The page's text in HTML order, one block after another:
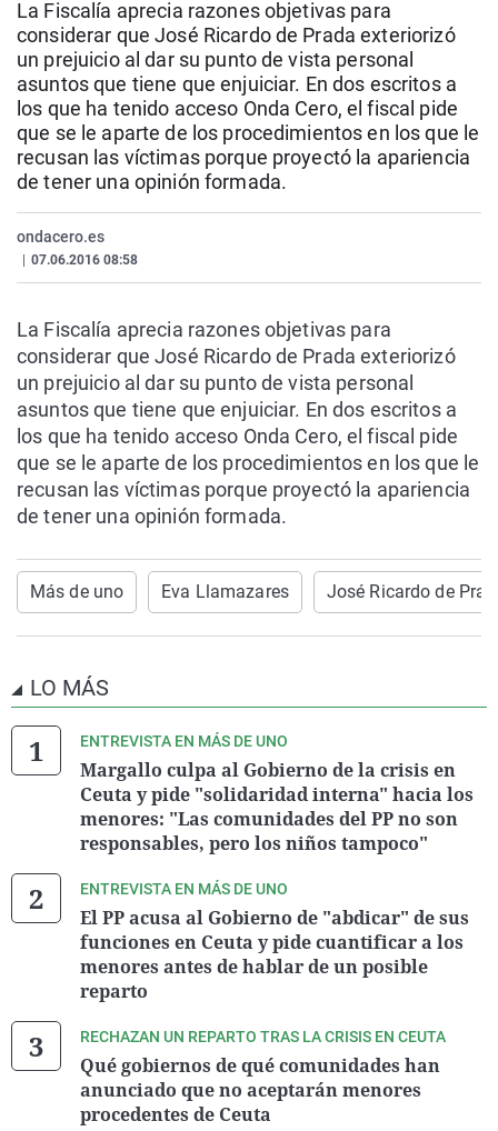
La rosa de los vientos
Gente viajera
Como el perro y el
Caso
Retornados
Equipo de
Operación Viuda
Extremadura
Galicia
La Rioja
Navarra
País Vasco
Virales
Televisión
Elecciones
La Fiscalía aprecia razones objetivas para
considerar que José Ricardo de Prada exteriorizó
un prejuicio al dar su punto de vista personal
asuntos que tiene que enjuiciar. En dos escritos a
los que ha tenido acceso Onda Cero, el fiscal pide
que se le aparte de los procedimientos en los que le
recusan las víctimas porque proyectó la apariencia
de tener una opinión formada.
ondacero.es
07.06.2016 08:58
La Fiscalía aprecia razones objetivas para
considerar que José Ricardo de Prada exteriorizó
un prejuicio al dar su punto de vista personal
asuntos que tiene que enjuiciar. En dos escritos a
los que ha tenido acceso Onda Cero, el fiscal pide
que se le aparte de los procedimientos en los que le
recusan las víctimas porque proyectó la apariencia
de tener una opinión formada.
Más de uno Eva Llamazares José Ricardo de
LO MÁS
ENTREVISTA EN MÁS DE UNO
Margallo culpa al Gobierno de la crisis en
Ceuta y pide "solidaridad interna" hacia los
menores: "Las comunidades del PP no son
responsables, pero los niños tampoco"
ENTREVISTA EN MÁS DE UNO
El PP acusa al Gobierno de "abdicar" de sus
funciones en Ceuta y pide cuantificar a los
menores antes de hablar de un posible
reparto
RECHAZAN UN REPARTO TRAS LA CRISIS EN CEUTA
Qué gobiernos de qué comunidades han
anunciado que no aceptarán menores
procedentes de Ceuta